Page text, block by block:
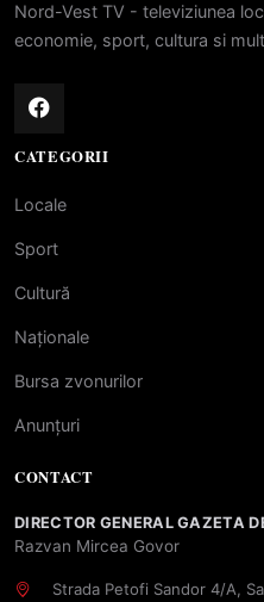
Nord-Vest TV - televiziunea
economie, sport, cultura si
CATEGORII
Locale
Sport
Cultură
Naționale
Bursa zvonurilor
Anunțuri
CONTACT
DIRECTOR GENERAL GAZETA
Razvan Mircea Govor
Strada Petofi Sandor 4/A,